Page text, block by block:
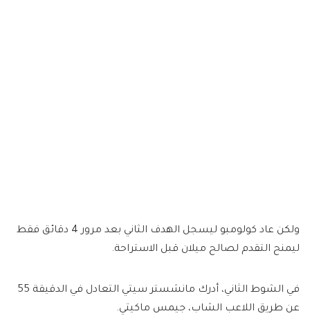
ولكن عاد كولومبو ليسجل الهدف الثاني بعد مرور 4 دقائق فقط
ليمنح التقدم لصالح ميلان قبل الاستراحة.
في الشوط الثاني، أدرك مانشستر سيتي التعادل في الدقيقة 55
عن طريق اللاعب الشاب، جيمس ماكيتي.